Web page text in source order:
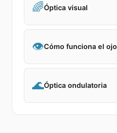
🌈Óptica visual
👁️Cómo funciona el ojo
🌊Óptica ondulatoria